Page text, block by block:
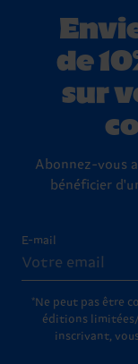
de
sur
Abonnez-vous
bénéficier
E-mail
*Ne peut pas être
éditions limitées/
inscrivant,